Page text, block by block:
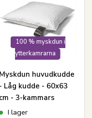
100 % myskdun i
ytterkamrarna
Myskdun huvudkudde
- Låg kudde - 60x63
cm - 3-kammars
- Royal By
I lager